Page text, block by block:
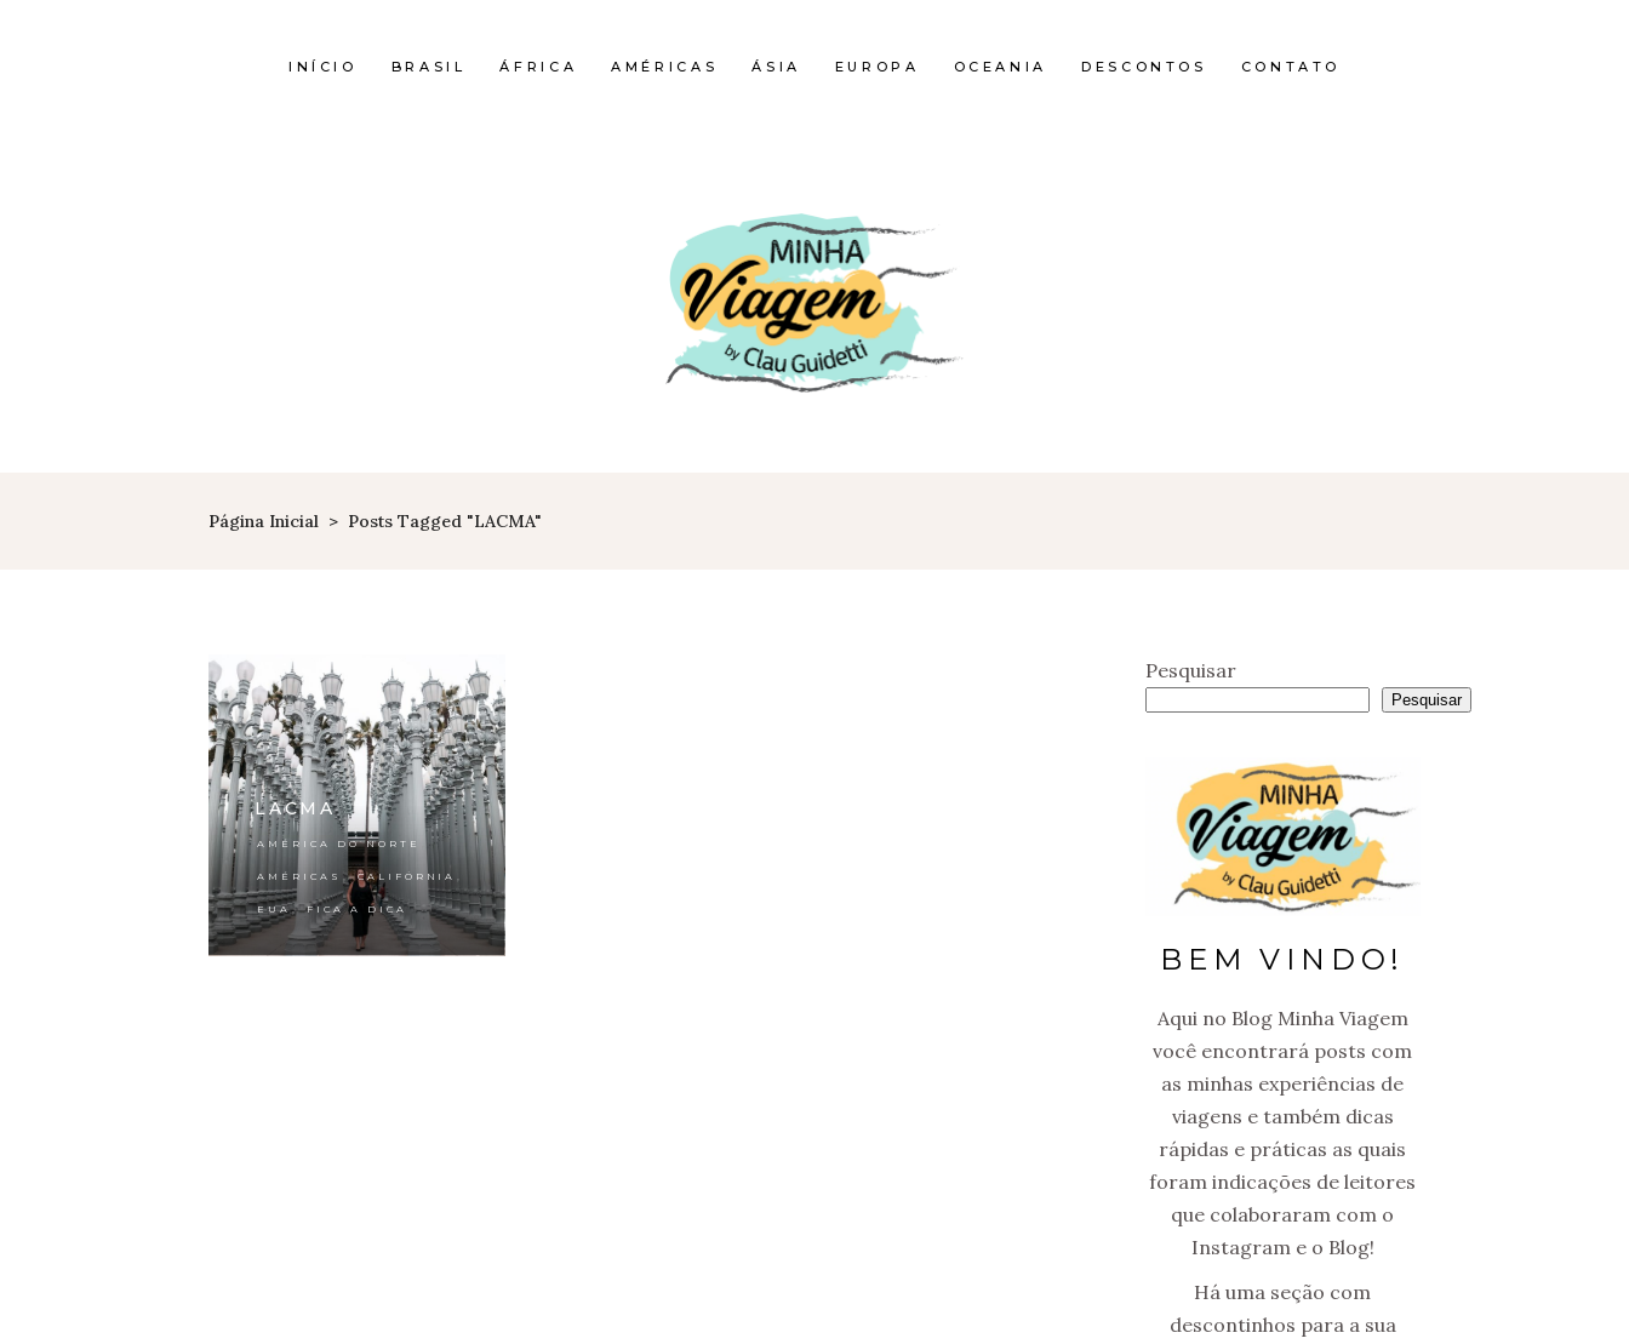
INÍCIO BRASIL ÁFRICA AMÉRICAS ÁSIA EUROPA OCEANIA DESCONTOS CONTATO
Página Inicial > Posts Tagged "LACMA"
LACMA
AMÉRICA DO NORTE
AMÉRICAS , CALIFÓRNIA
EUA, FICA A DICA
Pesquisar
Pesquisar
BEM VINDO!
Aqui no Blog Minha Viagem
você encontrará posts com
as minhas experiências de
viagens e também dicas
rápidas e práticas as quais
foram indicações de leitores
que colaboraram com o
Instagram e o Blog!
Há uma seção com
descontinhos para a sua